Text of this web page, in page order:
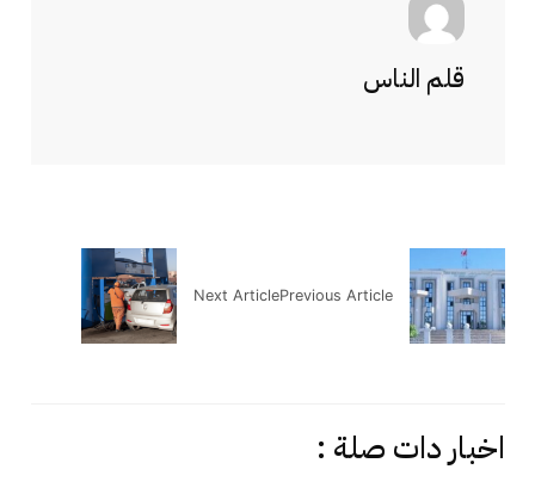
قلم الناس
Previous Article
Next Article
اخبار دات صلة :